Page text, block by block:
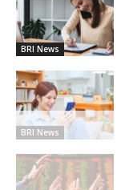
BRI News
BRI News